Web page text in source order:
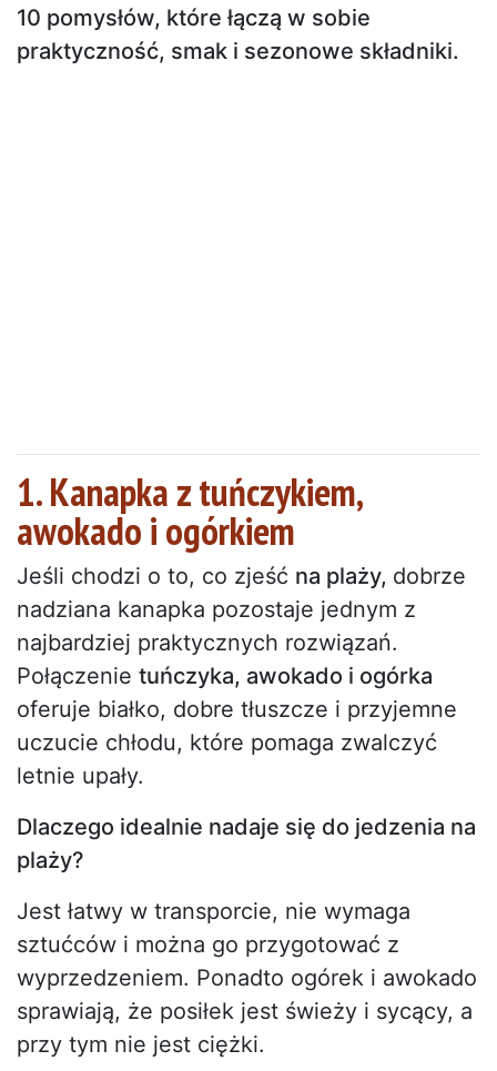
10 pomysłów, które łączą w sobie
praktyczność, smak i sezonowe składniki.
1. Kanapka z tuńczykiem,
awokado i ogórkiem
Jeśli chodzi o to, co zjeść na plaży, dobrze
nadziana kanapka pozostaje jednym z
najbardziej praktycznych rozwiązań.
Połączenie tuńczyka, awokado i ogórka
oferuje białko, dobre tłuszcze i przyjemne
uczucie chłodu, które pomaga zwalczyć
letnie upały.
Dlaczego idealnie nadaje się do jedzenia na
plaży?
Jest łatwy w transporcie, nie wymaga
sztućców i można go przygotować z
wyprzedzeniem. Ponadto ogórek i awokado
sprawiają, że posiłek jest świeży i sycący, a
przy tym nie jest ciężki.